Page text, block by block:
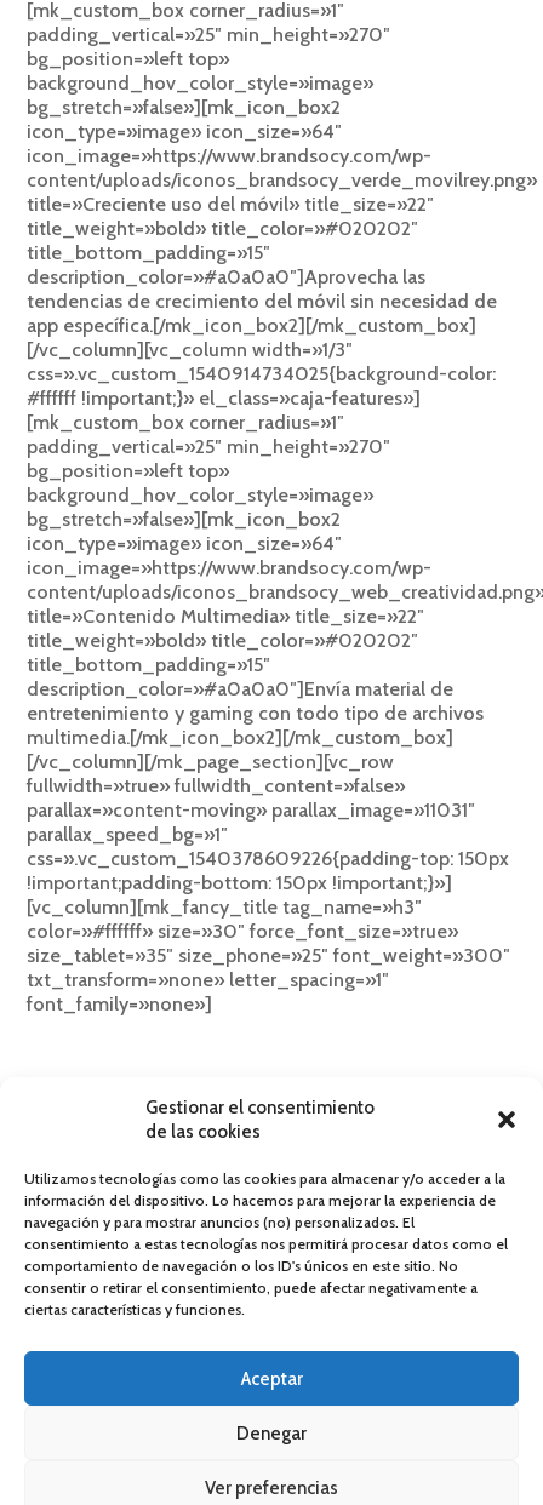
Gestionar el consentimiento
de las cookies
Utilizamos tecnologías como las cookies para almacenar y/o acceder a la
información del dispositivo. Lo hacemos para mejorar la experiencia de
navegación y para mostrar anuncios (no) personalizados. El
consentimiento a estas tecnologías nos permitirá procesar datos como el
comportamiento de navegación o los ID's únicos en este sitio. No
consentir o retirar el consentimiento, puede afectar negativamente a
ciertas características y funciones.
Aceptar
Denegar
Ver preferencias
[mk_custom_box corner_radius=»1″
padding_vertical=»25″ min_height=»270″
bg_position=»left top»
background_hov_color_style=»image»
bg_stretch=»false»][mk_icon_box2
icon_type=»image» icon_size=»64″
icon_image=»https://www.brandsocy.com/wp-
content/uploads/iconos_brandsocy_verde_movilrey.png»
title=»Creciente uso del móvil» title_size=»22″
title_weight=»bold» title_color=»#020202″
title_bottom_padding=»15″
description_color=»#a0a0a0″]Aprovecha las
tendencias de crecimiento del móvil sin necesidad de
app específica.[/mk_icon_box2][/mk_custom_box]
[/vc_column][vc_column width=»1/3″
css=».vc_custom_1540914734025{background-color:
#ffffff !important;}» el_class=»caja-features»]
[mk_custom_box corner_radius=»1″
padding_vertical=»25″ min_height=»270″
bg_position=»left top»
background_hov_color_style=»image»
bg_stretch=»false»][mk_icon_box2
icon_type=»image» icon_size=»64″
icon_image=»https://www.brandsocy.com/wp-
content/uploads/
title=»Contenido Multimedia» title_size=»22″
title_weight=»bold» title_color=»#020202″
title_bottom_padding=»15″
description_color=»#a0a0a0″]Envía material de
entretenimiento y gaming con todo tipo de archivos
multimedia.[/mk_icon_box2][/mk_custom_box]
[/vc_column][/mk_page_section][vc_row
fullwidth=»true» fullwidth_content=»false»
parallax=»content-moving» parallax_image=»11031″
parallax_speed_bg=»1″
css=».vc_custom_1540378609226{padding-top: 150px
!important;padding-bottom: 150px !important;}»]
[vc_column][mk_fancy_title tag_name=»h3″
color=»#ffffff» size=»30″ force_font_size=»true»
size_tablet=»35″ size_phone=»25″ font_weight=»300″
txt_transform=»none» letter_spacing=»1″
font_family=»none»]
mensajería
[/mk_fancy_title][vc_single_image image=»11032″
[/vc_row]
Powered byDOG Social Intelligence